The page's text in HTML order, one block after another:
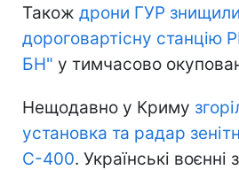
Також дрони ГУР
дороговартісну
БН" у тимчасово
Нещодавно у Криму
установка та радар
С-400. Українські воєнні